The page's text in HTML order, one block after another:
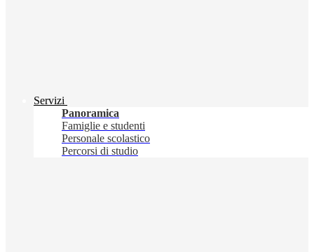
Servizi
Panoramica
Famiglie e studenti
Personale scolastico
Percorsi di studio